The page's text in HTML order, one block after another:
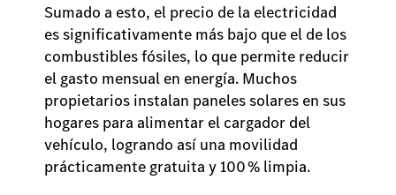
Sumado a esto, el precio de la electricidad
es significativamente más bajo que el de los
combustibles fósiles, lo que permite reducir
el gasto mensual en energía. Muchos
propietarios instalan paneles solares en sus
hogares para alimentar el cargador del
vehículo, logrando así una movilidad
prácticamente gratuita y 100 % limpia.